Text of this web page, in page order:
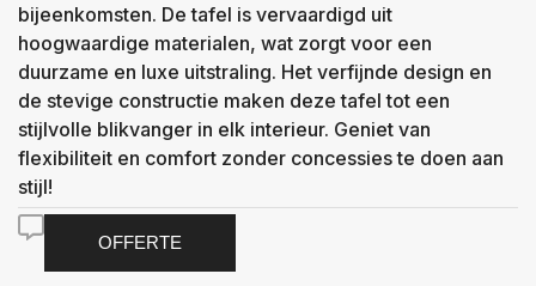
bijeenkomsten. De tafel is vervaardigd uit
hoogwaardige materialen, wat zorgt voor een
duurzame en luxe uitstraling. Het verfijnde design en
de stevige constructie maken deze tafel tot een
stijlvolle blikvanger in elk interieur. Geniet van
flexibiliteit en comfort zonder concessies te doen aan
stijl!
OFFERTE